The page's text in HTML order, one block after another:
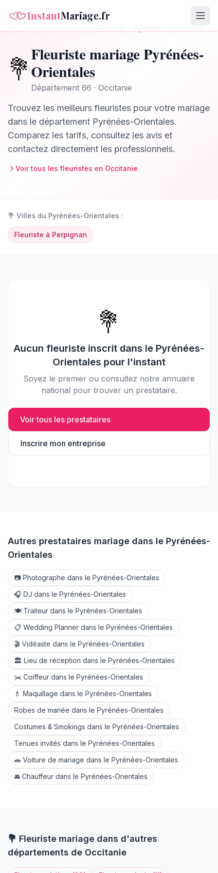
InstantMariage.fr
💐
FleuristemariagePyrénées-
Orientales
Département 66 · Occitanie
Trouvez les meilleurs fleuristes pour votre mariage
dans le département Pyrénées-Orientales.
Comparez les tarifs, consultez les avis et
contactez directement les professionnels.
Voir tous les fleuristes en Occitanie
💐 Villes du Pyrénées-Orientales :
Fleuriste à Perpignan
💐
Aucun fleuriste inscrit dans le Pyrénées-
Orientales pour l'instant
Soyez le premier ou consultez notre annuaire
national pour trouver un prestataire.
Voir tous les prestataires
Inscrire mon entreprise
Autres prestataires mariage dans le Pyrénées-
Orientales
📷 Photographe dans le Pyrénées-Orientales
🎧 DJ dans le Pyrénées-Orientales
🍽️ Traiteur dans le Pyrénées-Orientales
📋 Wedding Planner dans le Pyrénées-Orientales
🎬 Vidéaste dans le Pyrénées-Orientales
🏛️ Lieu de réception dans le Pyrénées-Orientales
✂️ Coiffeur dans le Pyrénées-Orientales
💄 Maquillage dans le Pyrénées-Orientales
Robes de mariée dans le Pyrénées-Orientales
Costumes & Smokings dans le Pyrénées-Orientales
Tenues invités dans le Pyrénées-Orientales
🚗 Voiture de mariage dans le Pyrénées-Orientales
🚘 Chauffeur dans le Pyrénées-Orientales
💐 Fleuriste mariage dans d'autres
départements de Occitanie